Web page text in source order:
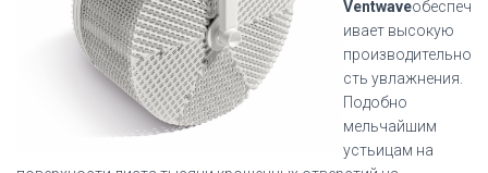
Ventwaveобеспеч
ивает высокую
производительно
сть увлажнения.
Подобно
мельчайшим
устьицам на